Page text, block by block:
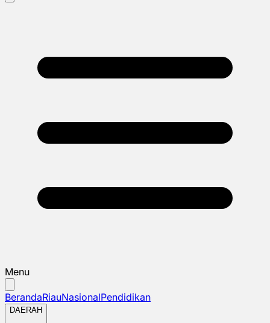
Menu
BerandaRiauNasionalPendidikan
DAERAH